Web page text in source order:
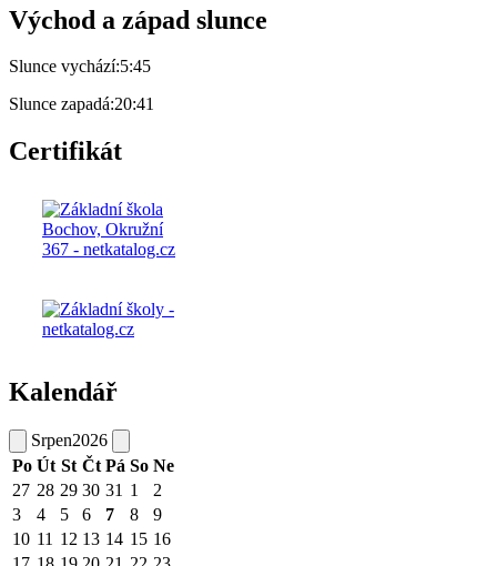
Východ a západ slunce
Slunce vychází:5:45
Slunce zapadá:20:41
Certifikát
Kalendář
Srpen2026
Po Út St Čt Pá So Ne
27 28 29 30 31 1
2
3
4 5 6 7 8
9
10 11 12 13 14 15 16